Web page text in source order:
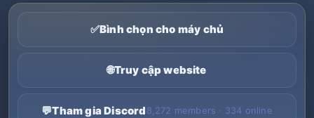
✅Bình chọn cho máy chủ
🌐Truy cập website
💬Tham gia Discord 8,272 members · 334 online